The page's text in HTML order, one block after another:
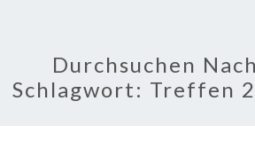
Durchsuchen Nach
Schlagwort: Treffen